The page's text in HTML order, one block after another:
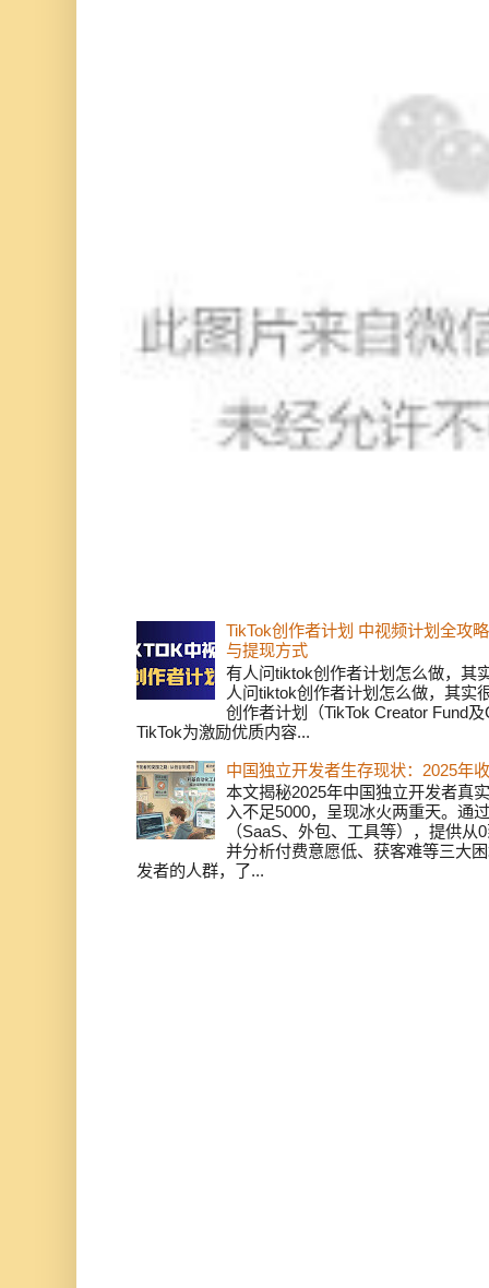
TikTok创作者计划 中视频计划全攻
与提现方式
有人问tiktok创作者计划怎么做，其
人问tiktok创作者计划怎么做，其实
创作者计划（TikTok Creator Fund
TikTok为激励优质内容...
中国独立开发者生存现状：2025年
本文揭秘2025年中国独立开发者真
入不足5000，呈现冰火两重天。通
（SaaS、外包、工具等），提供
并分析付费意愿低、获客难等三大
发者的人群，了...